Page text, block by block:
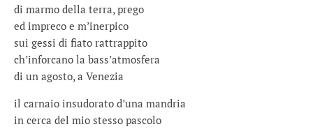
di marmo della terra, prego
ed impreco e m’inerpico
sui gessi di fiato rattrappito
ch’inforcano la bass’atmosfera
di un agosto, a Venezia
il carnaio insudorato d’una mandria
in cerca del mio stesso pascolo